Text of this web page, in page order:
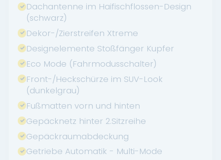
Dachantenne im Haifischflossen-Design
(schwarz)
Dekor-/Zierstreifen Xtreme
Designelemente Stoßfänger Kupfer
Eco Mode (Fahrmodusschalter)
Front-/Heckschürze im SUV-Look
(dunkelgrau)
Fußmatten vorn und hinten
Gepäcknetz hinter 2.Sitzreihe
Gepäckraumabdeckung
Getriebe Automatik - Multi-Mode